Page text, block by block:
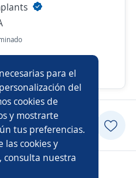
para el
del
cookies de
y mostrarte
tus preferencias.
las cookies y
consulta nuestra
DGNET LTD.